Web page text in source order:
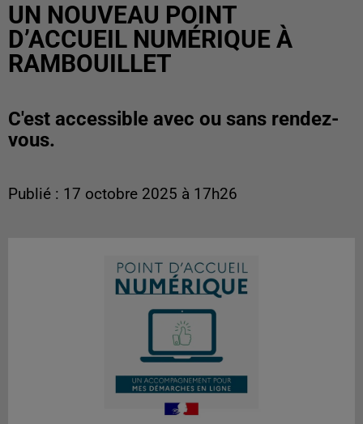
UN NOUVEAU POINT
D’ACCUEIL NUMÉRIQUE À
RAMBOUILLET
C'est accessible avec ou sans rendez-
vous.
Publié : 17 octobre 2025 à 17h26